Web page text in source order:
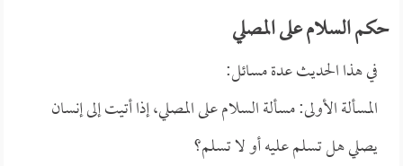
حكم السلام على المصلي
في هذا الحديث عدة مسائل:
المسألة الأولى: مسألة السلام على المصلي، إذا أتيت إلى إنسان
يصلي هل تسلم عليه أو لا تسلم؟